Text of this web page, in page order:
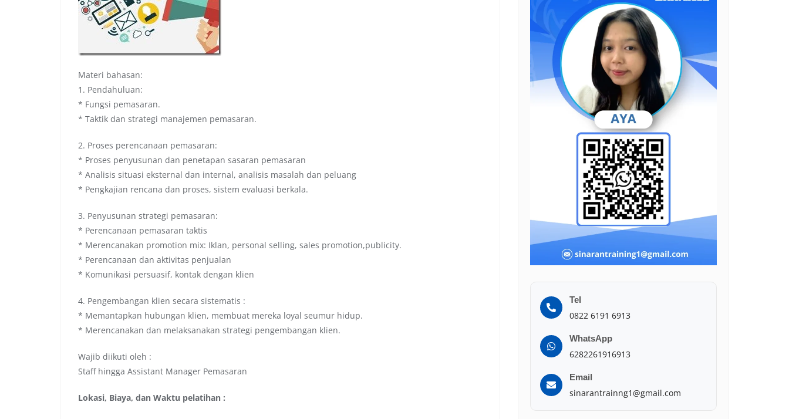
Materi bahasan:
1. Pendahuluan:
* Fungsi pemasaran.
* Taktik dan strategi manajemen pemasaran.
2. Proses perencanaan pemasaran:
* Proses penyusunan dan penetapan sasaran pemasaran
* Analisis situasi eksternal dan internal, analisis masalah dan peluang
* Pengkajian rencana dan proses, sistem evaluasi berkala.
3. Penyusunan strategi pemasaran:
* Perencanaan pemasaran taktis
* Merencanakan promotion mix: Iklan, personal selling, sales promotion,publicity.
* Perencanaan dan aktivitas penjualan
* Komunikasi persuasif, kontak dengan klien
4. Pengembangan klien secara sistematis :
* Memantapkan hubungan klien, membuat mereka loyal seumur hidup.
* Merencanakan dan melaksanakan strategi pengembangan klien.
Wajib diikuti oleh :
Staff hingga Assistant Manager Pemasaran
Lokasi, Biaya, dan Waktu pelatihan :
Tel
0822 6191 6913
WhatsApp
6282261916913
Email
sinarantrainng1@gmail.com